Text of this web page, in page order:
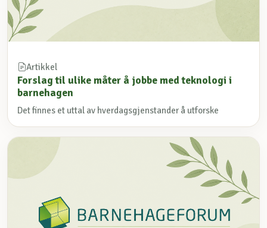
Artikkel
Forslag til ulike måter å jobbe med teknologi i
barnehagen
Det finnes et uttal av hverdagsgjenstander å utforske